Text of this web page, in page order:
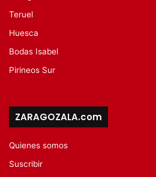
Teruel
Huesca
Bodas Isabel
Pirineos Sur
ZARAGOZALA.com
Quienes somos
Suscribir